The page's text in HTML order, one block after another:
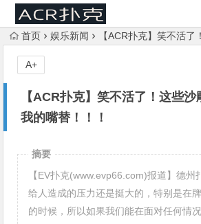
首页 娱乐新闻 【ACR扑克】笑不活了！这些
【ACR扑克】笑不活了！这些
我的嘴替！！！
A+
摘要
【EV扑克(www.evp66.com)报道】德州
给人造成的压力还是挺大的，特别是在
的时候，所以如果我们能在面对任何情